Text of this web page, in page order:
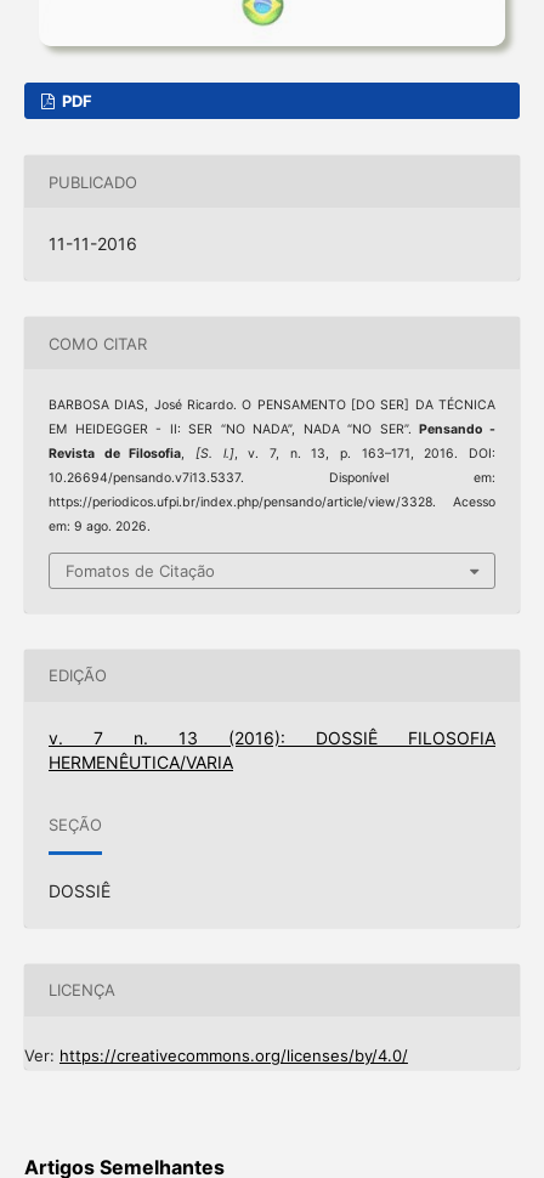
PDF
PUBLICADO
11-11-2016
COMO CITAR
BARBOSA DIAS, José Ricardo. O PENSAMENTO [DO SER] DA TÉCNICA
EM HEIDEGGER - II: SER “NO NADA”, NADA “NO SER”.Pensando -
Revista de Filosofia, [S. l.], v. 7, n. 13, p. 163–171, 2016. DOI:
10.26694/pensando.v7i13.5337. Disponível em:
https://periodicos.ufpi.br/index.php/pensando/article/view/3328. Acesso
em: 9 ago. 2026.
Fomatos de Citação
EDIÇÃO
v. 7 n. 13 (2016): DOSSIÊ FILOSOFIA
HERMENÊUTICA/VARIA
SEÇÃO
DOSSIÊ
LICENÇA
Ver: https://creativecommons.org/licenses/by/4.0/
Artigos Semelhantes